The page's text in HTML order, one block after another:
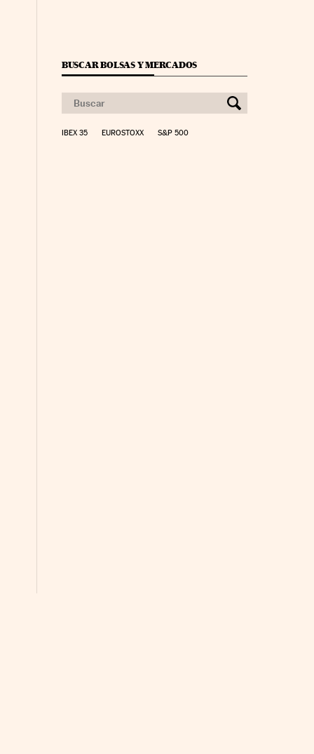
BUSCAR BOLSAS Y MERCADOS
IBEX 35 EUROSTOXX S&P 500